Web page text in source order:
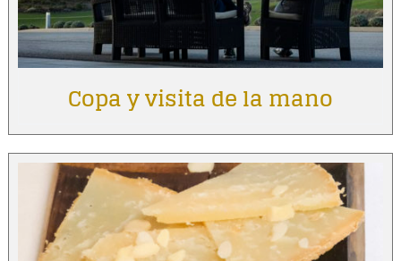
Copa y visita de la mano